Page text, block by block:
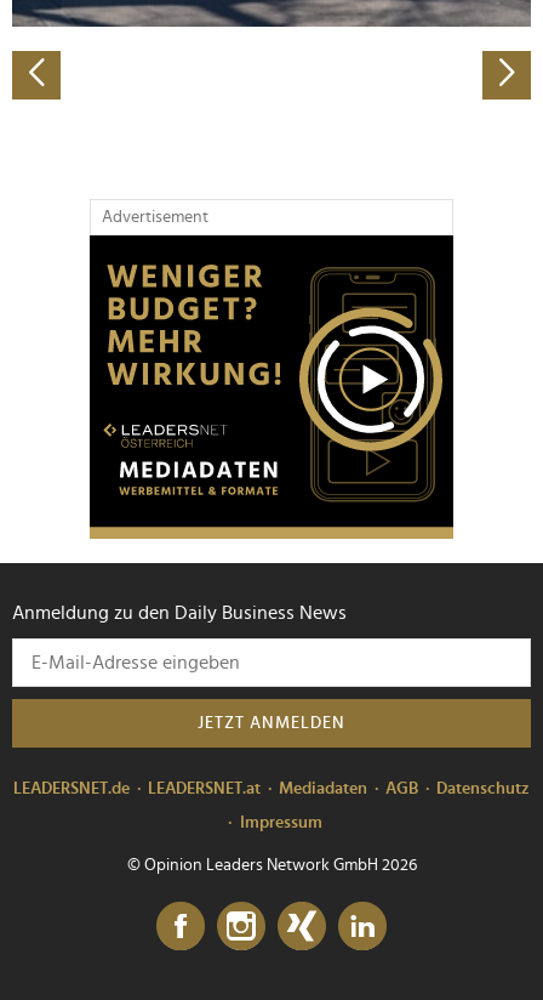
Verwendung unserer Website an unsere Partner für
Partner führen diese Informationen möglicherweise mit
weiteren Daten zusammen, die Sie ihnen bereitgestellt
Advertisement
Anmeldung zu den Daily Business News
JETZT ANMELDEN
LEADERSNET.de LEADERSNET.at Mediadaten AGB
Datenschutz
Impressum
© Opinion Leaders Network GmbH 2026